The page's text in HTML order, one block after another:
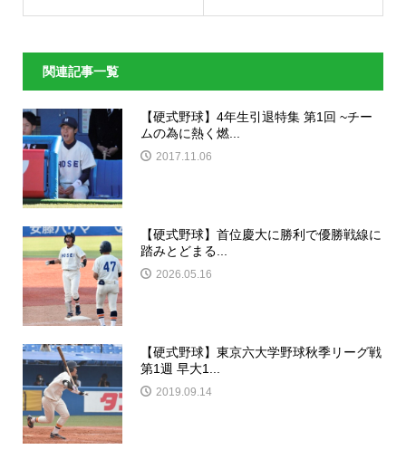
関連記事一覧
【硬式野球】4年生引退特集 第1回 ~チー
ムの為に熱く燃...
2017.11.06
【硬式野球】首位慶大に勝利で優勝戦線に
踏みとどまる...
2026.05.16
【硬式野球】東京六大学野球秋季リーグ戦
第1週 早大1...
2019.09.14